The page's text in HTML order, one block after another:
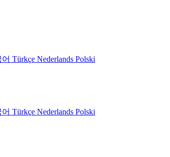
Türkçe Nederlands Polski
Türkçe Nederlands Polski